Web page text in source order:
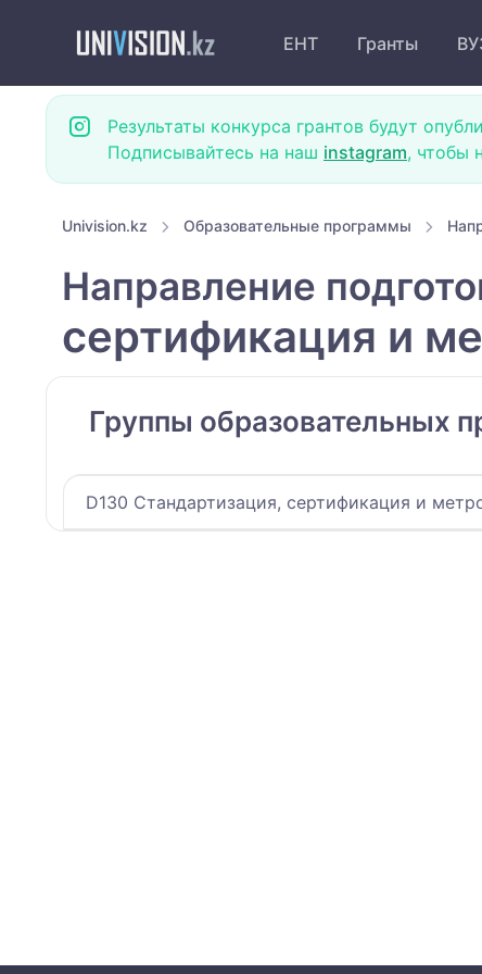
ЕНТ Гранты
Результаты конкурса грантов будут
Подписывайтесь на наш instagram, чтобы
Univision.kz Образовательные программы
Направление
сертификация и
Группы образовательных
D130 Стандартизация, сертификация и